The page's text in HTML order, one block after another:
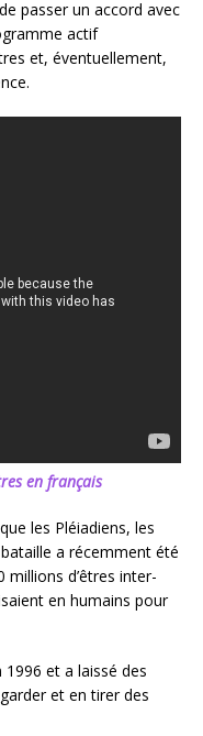
passer un accord avec
actif
et, éventuellement,
en français
les Pléiadiens, les
a récemment été
millions d’êtres inter-
en humains pour
et a laissé des
et en tirer des